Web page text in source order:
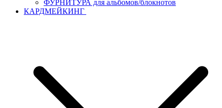
ФУРНИТУРА для альбомов/блокнотов
КАРДМЕЙКИНГ